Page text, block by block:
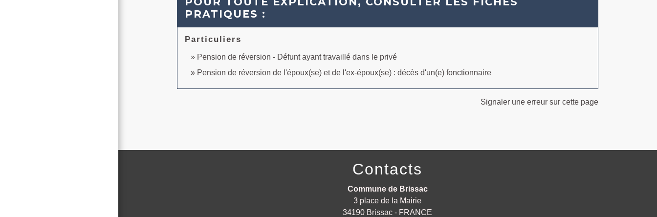
PRATIQUES :
Particuliers
Pension de réversion - Défunt ayant travaillé dans le privé
Pension de réversion de l'époux(se) et de l'ex-époux(se) : décès d'un(e) fonctionnaire
Signaler une erreur sur cette page
Contacts
Commune de Brissac
3 place de la Mairie
34190 Brissac - FRANCE